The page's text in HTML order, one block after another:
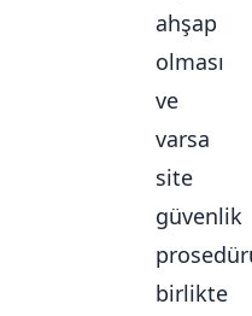
ahşap
olması
ve
varsa
site
güvenlik
birlikte